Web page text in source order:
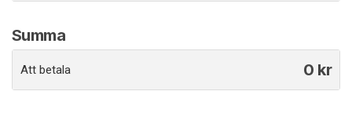
Summa
Att betala 0 kr